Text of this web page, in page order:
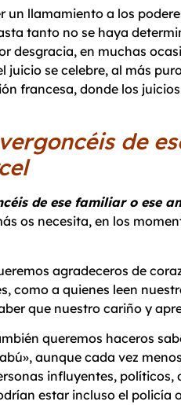
un llamamiento a los
tanto no se haya
desgracia, en muchas
juicio se celebre, al más
francesa, donde los
os
de ese familiar o ese
os necesita, en los
agradeceros de
como a quienes leen
que nuestro cariño y
queremos haceros
aunque cada vez
influyentes, políticos,
estar incluso el policía